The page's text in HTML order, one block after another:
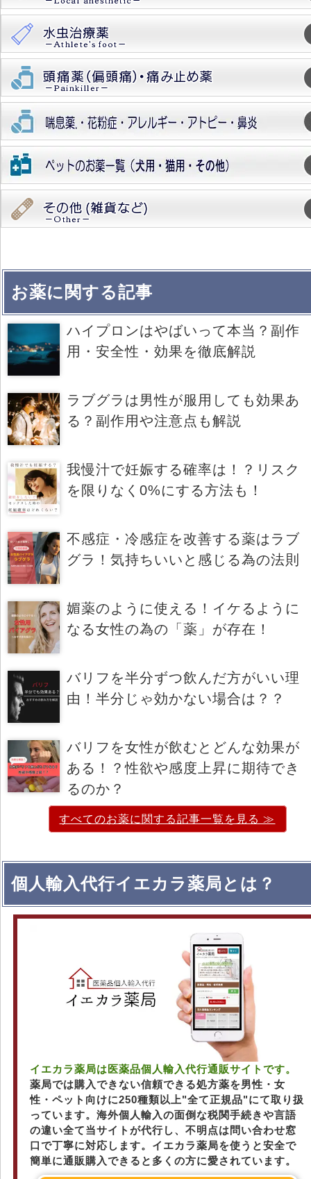
お薬に関する記事
ハイプロンはやばいって本当？副作
用・安全性・効果を徹底解説
ラブグラは男性が服用しても効果あ
る？副作用や注意点も解説
我慢汁で妊娠する確率は！？リスク
を限りなく0%にする方法も！
不感症・冷感症を改善する薬はラブ
グラ！気持ちいいと感じる為の法則
媚薬のように使える！イケるように
なる女性の為の「薬」が存在！
バリフを半分ずつ飲んだ方がいい理
由！半分じゃ効かない場合は？？
バリフを女性が飲むとどんな効果が
ある！？性欲や感度上昇に期待でき
るのか？
すべてのお薬に関する記事一覧を見る ≫
個人輸入代行イエカラ薬局とは？
イエカラ薬局は医薬品個人輸入代行通販サイトです。
薬局では購入できない信頼できる処方薬を男性・女
性・ペット向けに250種類以上"全て正規品"にて取り扱
っています。海外個人輸入の面倒な税関手続きや言語
の違い全て当サイトが代行し、不明点は問い合わせ窓
口で丁寧に対応します。イエカラ薬局を使うと安全で
簡単に通販購入できると多くの方に愛されています。